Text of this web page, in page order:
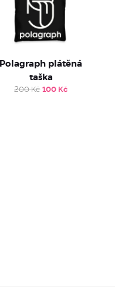
Polagraph plátěná
taška
200Kč Original
100 KčCurrent